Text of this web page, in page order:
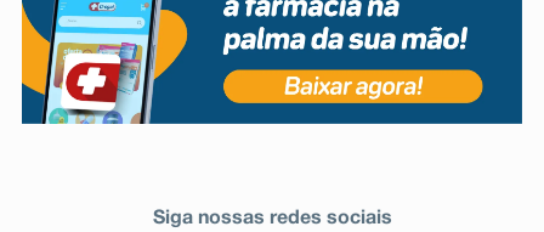
Siga nossas redes sociais